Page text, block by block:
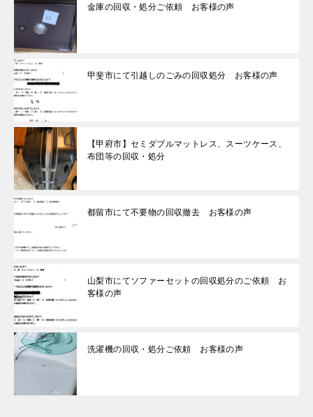
金庫の回収・処分ご依頼 お客様の声
甲斐市にて引越しのごみの回収処分 お客様の声
【甲府市】セミダブルマットレス、スーツケース、
布団等の回収・処分
都留市にて不要物の回収撤去 お客様の声
山梨市にてソファーセットの回収処分のご依頼 お
客様の声
洗濯機の回収・処分ご依頼 お客様の声